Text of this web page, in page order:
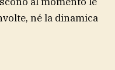
né la dinamica